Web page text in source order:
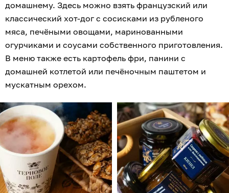
домашнему. Здесь можно взять французский или
классический хот-дог с сосисками из рубленого
мяса, печёными овощами, маринованными
огурчиками и соусами собственного приготовления.
В меню также есть картофель фри, панини с
домашней котлетой или печёночным паштетом и
мускатным орехом.